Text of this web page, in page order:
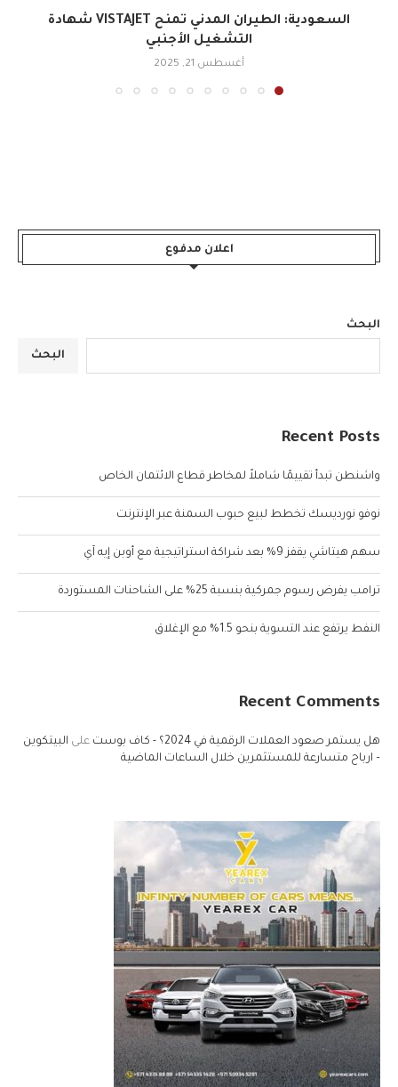
السعودية: الطيران المدني تمنح VISTAJET شهادة
التشغيل الأجنبي
أغسطس 21, 2025
اعلان مدفوع
البحث
البحث
Recent Posts
واشنطن تبدأ تقييمًا شاملاً لمخاطر قطاع الائتمان الخاص
نوفو نورديسك تخطط لبيع حبوب السمنة عبر الإنترنت
سهم هيتاشي يقفز 9% بعد شراكة استراتيجية مع أوبن إيه آي
ترامب يفرض رسوم جمركية بنسبة 25% على الشاحنات المستوردة
النفط يرتفع عند التسوية بنحو 1.5% مع الإغلاق
Recent Comments
هل يستمر صعود العملات الرقمية في 2024؟ - كاف بوست على البيتكوين
– ارباح متسارعة للمستثمرين خلال الساعات الماضية